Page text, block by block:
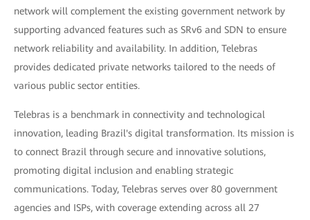
network will complement the existing government network by
supporting advanced features such as SRv6 and SDN to ensure
network reliability and availability. In addition, Telebras
provides dedicated private networks tailored to the needs of
various public sector entities.
Telebras is a benchmark in connectivity and technological
innovation, leading Brazil's digital transformation. Its mission is
to connect Brazil through secure and innovative solutions,
promoting digital inclusion and enabling strategic
communications. Today, Telebras serves over 80 government
agencies and ISPs, with coverage extending across all 27